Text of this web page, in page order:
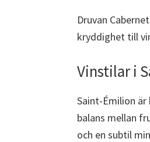
Druvan
kryddighet till
Vinstilar i
Saint-Émilion
balans mellan
och en subtil